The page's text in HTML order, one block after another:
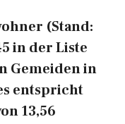
(Stand:
in der Liste
Gemeiden in
entspricht
13,56